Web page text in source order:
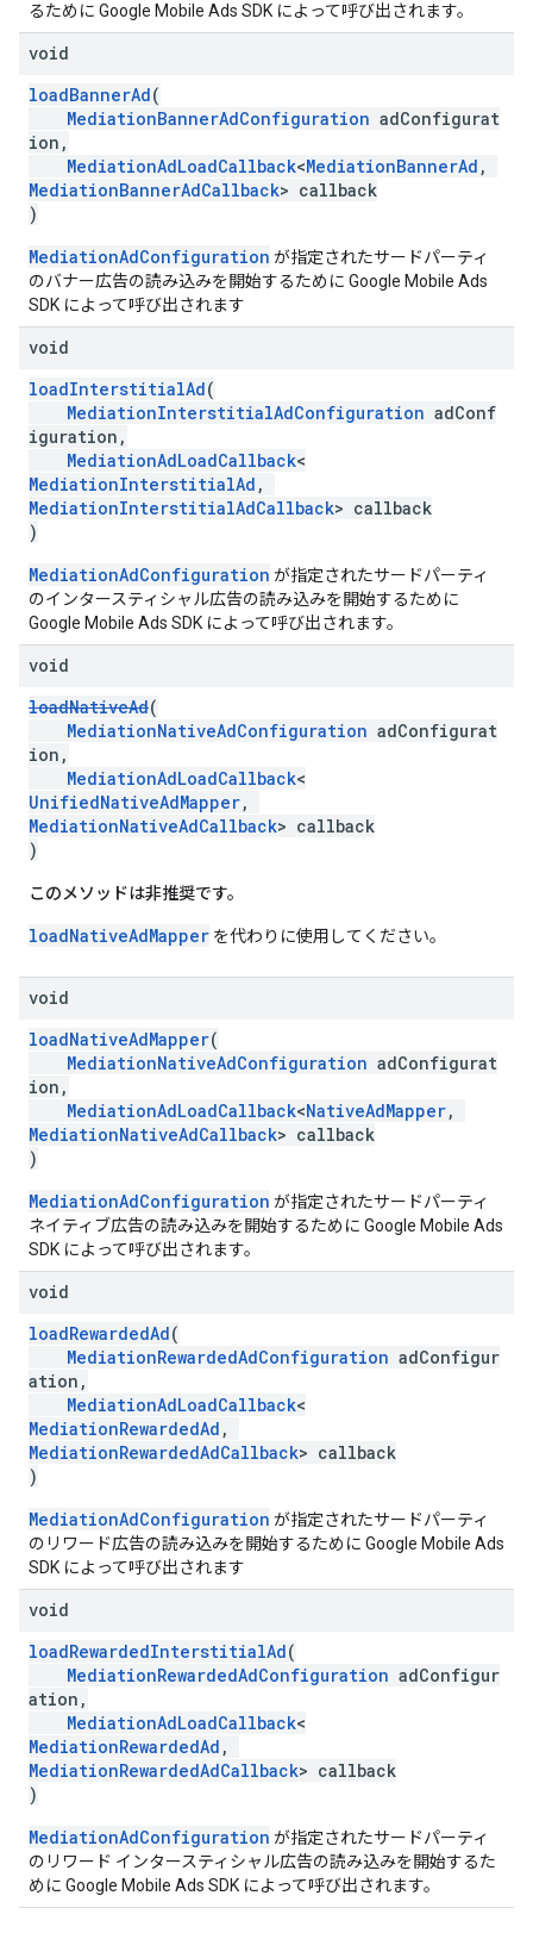
るために Google Mobile Ads SDK によって呼び出されます。
void
loadBannerAd(
MediationBannerAdConfiguration adConfigurat
ion,
MediationAdLoadCallback<MediationBannerAd ,
MediationBannerAdCallback> callback
)
MediationAdConfiguration が指定されたサードパーティ
のバナー広告の読み込みを開始するために Google Mobile Ads
SDK によって呼び出されます
void
loadInterstitialAd(
MediationInterstitialAdConfiguration adConf
iguration,
MediationAdLoadCallback<
MediationInterstitialAd ,
MediationInterstitialAdCallback> callback
)
MediationAdConfiguration が指定されたサードパーティ
のインタースティシャル広告の読み込みを開始するために
Google Mobile Ads SDK によって呼び出されます。
void
loadNativeAd(
MediationNativeAdConfiguration adConfigurat
ion,
MediationAdLoadCallback<
UnifiedNativeAdMapper,
MediationNativeAdCallback> callback
)
このメソッドは非推奨です。
loadNativeAdMapper を代わりに使用してください。
void
loadNativeAdMapper(
MediationNativeAdConfiguration adConfigurat
ion,
MediationAdLoadCallback<NativeAdMapper,
MediationNativeAdCallback> callback
)
MediationAdConfiguration が指定されたサードパーティ
ネイティブ広告の読み込みを開始するために Google Mobile Ads
SDK によって呼び出されます。
void
loadRewardedAd(
MediationRewardedAdConfiguration adConfigur
ation,
MediationAdLoadCallback<
MediationRewardedAd ,
MediationRewardedAdCallback> callback
)
MediationAdConfiguration が指定されたサードパーティ
のリワード広告の読み込みを開始するために Google Mobile Ads
SDK によって呼び出されます
void
loadRewardedInterstitialAd(
MediationRewardedAdConfiguration adConfigur
ation,
MediationAdLoadCallback<
MediationRewardedAd ,
MediationRewardedAdCallback> callback
)
MediationAdConfiguration が指定されたサードパーティ
のリワード インタースティシャル広告の読み込みを開始するた
めに Google Mobile Ads SDK によって呼び出されます。